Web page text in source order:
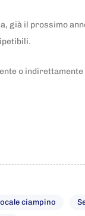
già il prossimo
o
ciampino